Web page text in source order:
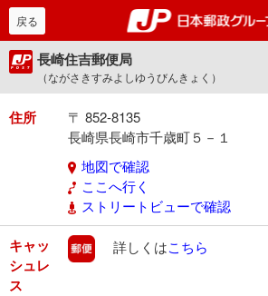
戻る
長崎住吉郵便局
（ながさきすみよしゆうびんきょく）
住所
〒 852-8135
長崎県長崎市千歳町５－１
地図で確認
ここへ行く
ストリートビューで確認
キャッ
シュレ
ス
郵便
詳しくはこちら